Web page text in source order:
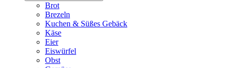
Brot
Brezeln
Kuchen & Süßes Gebäck
Käse
Eier
Eiswürfel
Obst